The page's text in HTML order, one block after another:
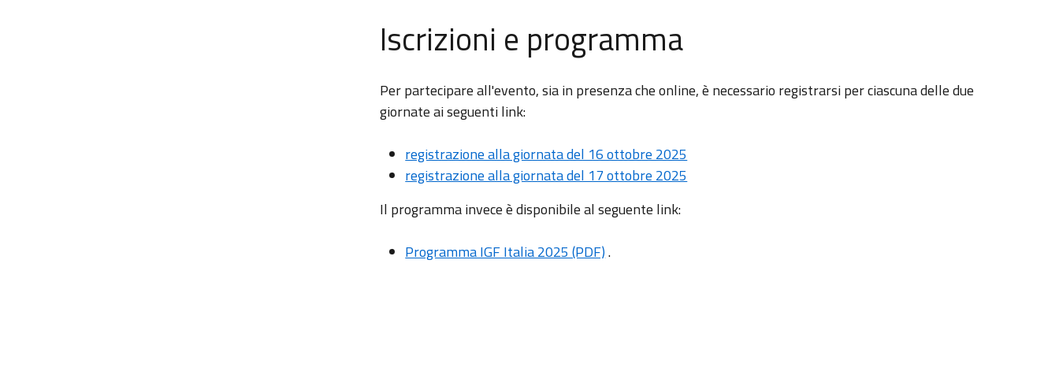
Iscrizioni e programma
Per partecipare all'evento, sia in presenza che online, è necessario registrarsi per ciascuna delle due
giornate ai seguenti link:
registrazione alla giornata del 16 ottobre 2025
registrazione alla giornata del 17 ottobre 2025
Il programma invece è disponibile al seguente link:
Programma IGF Italia 2025 (PDF).